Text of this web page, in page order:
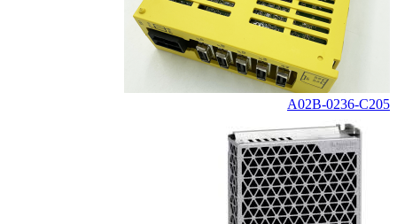
A02B-0236-C205